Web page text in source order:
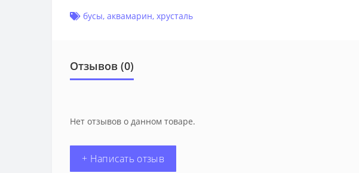
бусы, аквамарин, хрусталь
Отзывов (0)
Нет отзывов о данном товаре.
+ Написать отзыв